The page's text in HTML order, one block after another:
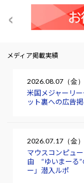
メディア掲載実績
2026.08.07（金）
米国メジャーリ
ット裏への広告
2026.07.17（金）
マウスコンピュ
由 “ゆいまーる”
ー」潜入ルポ